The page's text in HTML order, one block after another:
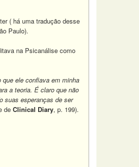
( há uma tradução desse
Paulo).
na Psicanálise como
ele confiava em minha
a teoria. É claro que não
suas esperanças de ser
de Clinical Diary, p. 199).